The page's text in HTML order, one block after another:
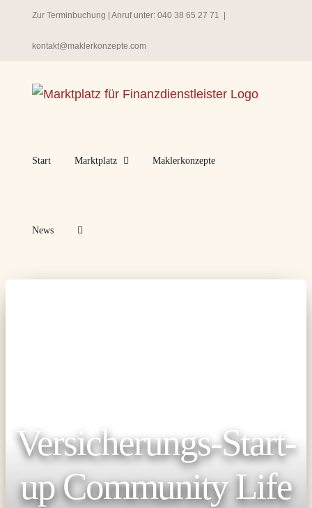
springen
Zur Terminbuchung | Anruf unter: 040 38 65 27 71
kontakt@maklerkonzepte.com
Start Marktplatz Maklerkonzepte
News
Versicherungs-Start-
up Community Life